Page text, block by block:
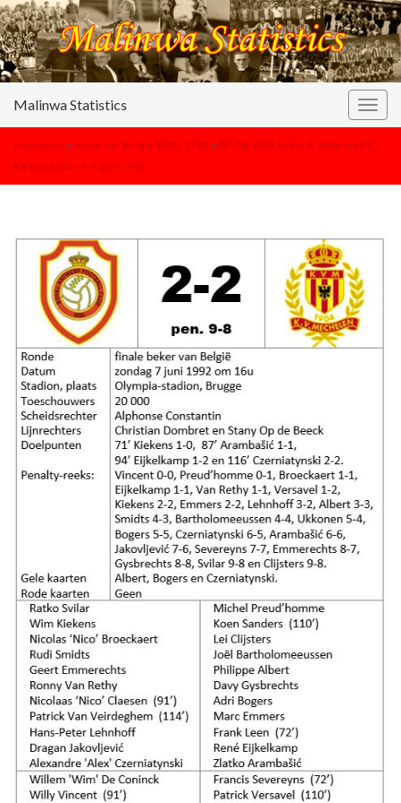
Malinwa Statistics
seizoenen > beker van België 1991-1992 > 07-06-1992 beker R. Antwerp FC –
KV Mechelen 2-2 (pen. 9-8)